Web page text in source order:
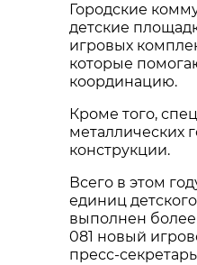
Городские
детские
игровых
которые
координацию.
Кроме того,
металлических
конструкции.
Всего в этом
единиц
выполнен более
081 новый
пресс-